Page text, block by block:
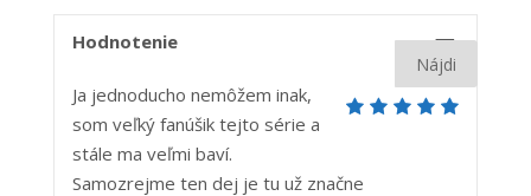
5
Hodnotenie
Ja jednoducho nemôžem inak,
som veľký fanúšik tejto série a
stále ma veľmi baví.
Samozrejme ten dej je tu už značne